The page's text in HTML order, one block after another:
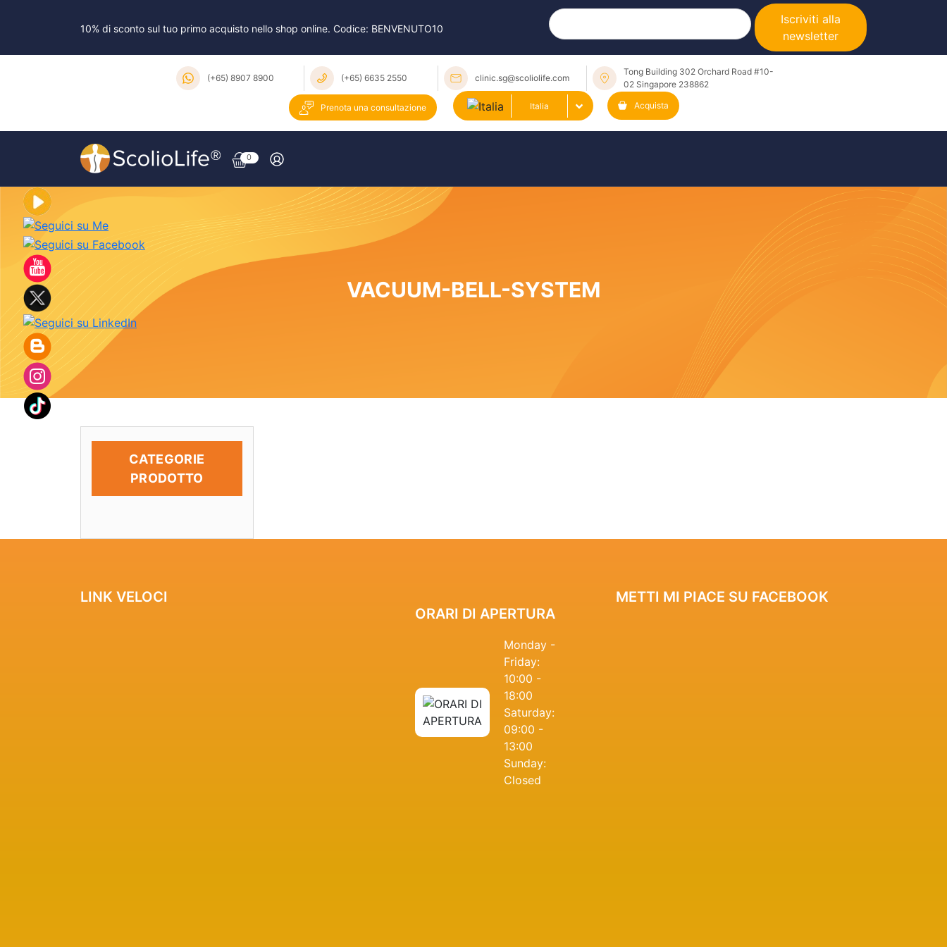
10% di sconto sul tuo primo acquisto nello shop online. Codice: BENVENUTO10
Iscriviti alla
newsletter
(+65) 8907 8900 (+65) 6635 2550 clinic.sg@scoliolife.com
Tong Building 302 Orchard Road #10-
02 Singapore 238862
Prenota una consultazione Italia Acquista
0
VACUUM-BELL-SYSTEM
CATEGORIE
PRODOTTO
LINK VELOCI
ORARI DI APERTURA
Monday -
Friday:
10:00 -
18:00
Saturday:
09:00 -
13:00
Sunday:
Closed
METTI MI PIACE SU FACEBOOK